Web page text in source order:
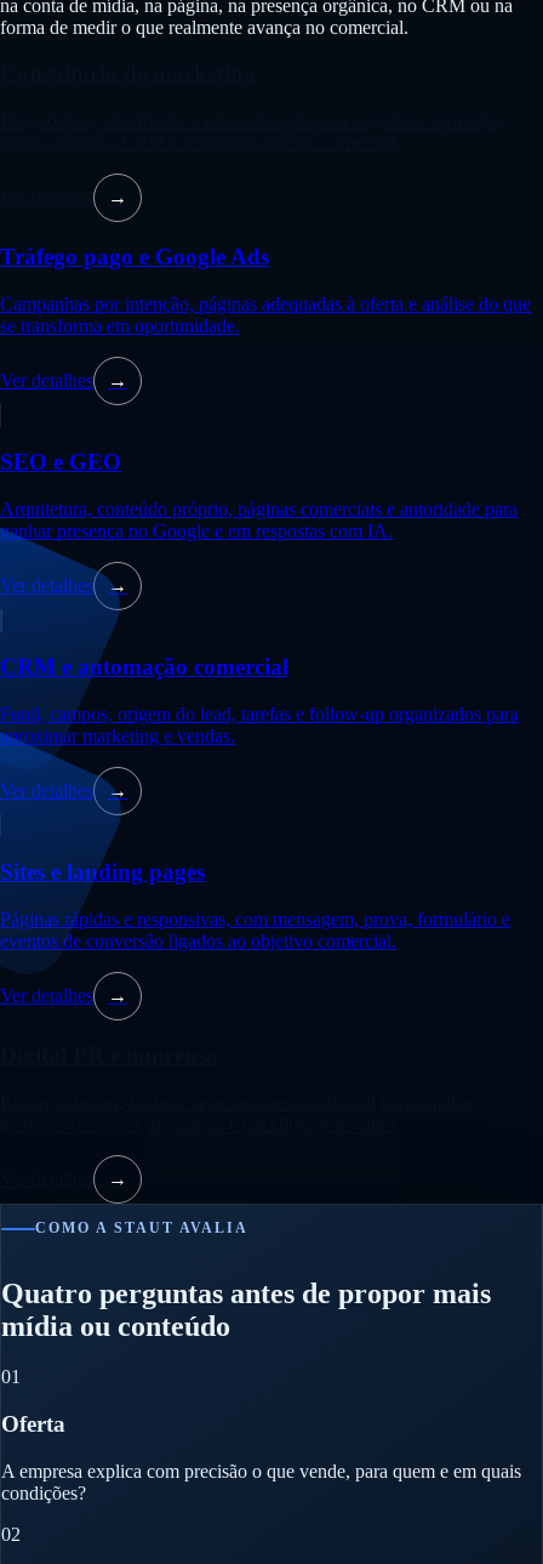
na conta de mídia, na página, na presença orgânica, no CRM ou na
forma de medir o que realmente avança no comercial.
→
Tráfego pago e Google Ads
Campanhas por intenção, páginas adequadas à oferta e análise do que
se transforma em oportunidade.
Ver detalhes →
SEO e GEO
Arquitetura, conteúdo próprio, páginas comerciais e autoridade para
ganhar presença no Google e em respostas com IA.
Ver detalhes →
CRM e automação comercial
Funil, campos, origem do lead, tarefas e follow-up organizados para
aproximar marketing e vendas.
Ver detalhes →
Sites e landing pages
Páginas rápidas e responsivas, com mensagem, prova, formulário e
eventos de conversão ligados ao objetivo comercial.
Ver detalhes →
→
COMO A STAUT AVALIA
Quatro perguntas antes de propor mais
mídia ou conteúdo
01
Oferta
A empresa explica com precisão o que vende, para quem e em quais
condições?
02